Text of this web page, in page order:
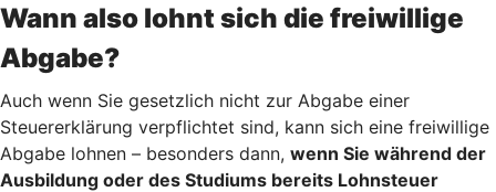
Wann also lohnt sich die freiwillige
Abgabe?
Auch wenn Sie gesetzlich nicht zur Abgabe einer
Steuererklärung verpflichtet sind, kann sich eine freiwillige
Abgabe lohnen – besonders dann, wenn Sie während der
Ausbildung oder des Studiums bereits Lohnsteuer